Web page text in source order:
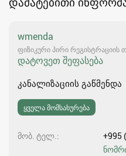
wmenda
ფიზიკური პირი რეგისტრაციის
დატოვეთ შეფასება
კანალიზაციის გაწმენდა
ყველა მომსახურება
მობ. ტელ.
+995